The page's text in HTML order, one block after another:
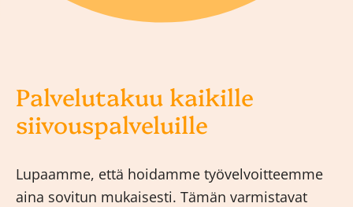
Palvelutakuu kaikille
siivouspalveluille
Lupaamme, että hoidamme työvelvoitteemme
aina sovitun mukaisesti. Tämän varmistavat